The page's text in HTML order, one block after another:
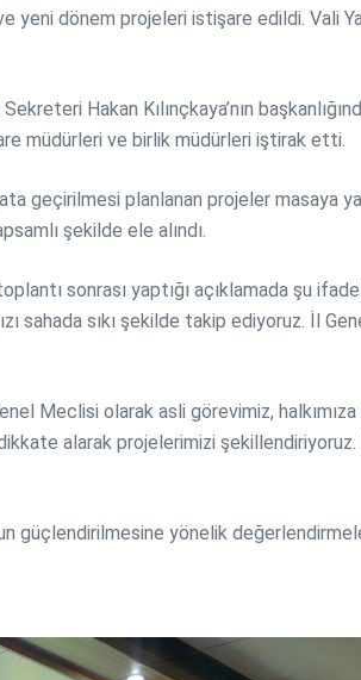
yeni dönem projeleri istişare edildi. Vali
Hakan Kılınçkaya’nın
müdürleri ve birlik müdürleri iştirak etti.
geçirilmesi planlanan projeler masaya
şekilde ele alındı.
sonrası yaptığı açıklamada şu
sahada sıkı şekilde takip ediyoruz. İl
Meclisi olarak asli görevimiz,
alarak projelerimizi
güçlendirilmesine yönelik